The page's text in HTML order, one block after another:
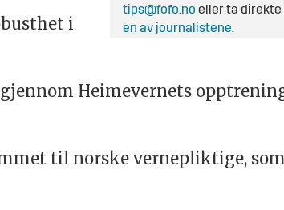
tips@fofo.no eller ta direkte
en av journalistene.
i
Heimevernets
til norske vernepliktige,